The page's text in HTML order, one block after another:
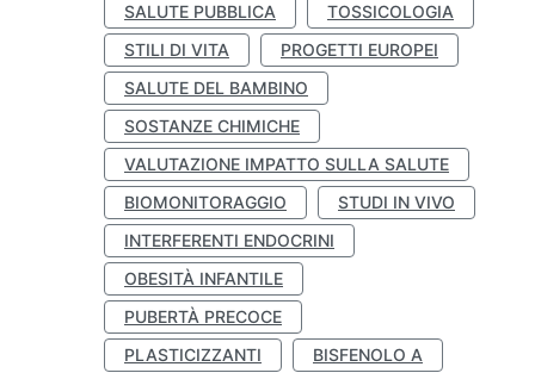
SALUTE PUBBLICA
TOSSICOLOGIA
STILI DI VITA
PROGETTI EUROPEI
SALUTE DEL BAMBINO
SOSTANZE CHIMICHE
VALUTAZIONE IMPATTO SULLA SALUTE
BIOMONITORAGGIO
STUDI IN VIVO
INTERFERENTI ENDOCRINI
OBESITÀ INFANTILE
PUBERTÀ PRECOCE
PLASTICIZZANTI
BISFENOLO A